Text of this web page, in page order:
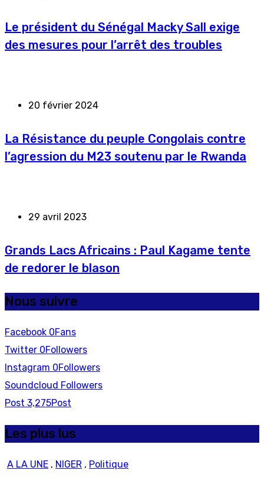
Le président du Sénégal Macky Sall exige
des mesures pour l’arrêt des troubles
20 février 2024
La Résistance du peuple Congolais contre
l’agression du M23 soutenu par le Rwanda
29 avril 2023
Grands Lacs Africains : Paul Kagame tente
de redorer le blason
Nous suivre
Facebook 0Fans
Twitter 0Followers
Instagram 0Followers
Soundcloud Followers
Post 3,275Post
Les plus lus
A LA UNE , NIGER , Politique